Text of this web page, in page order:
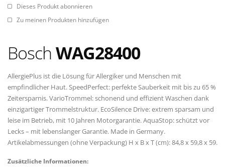
Dieses Produkt abonnieren
Zu meinen Produkten hinzufügen
BoschWAG28400
AllergiePlus ist die Lösung für Allergiker und Menschen mit
empfindlicher Haut. SpeedPerfect: perfekte Sauberkeit mit bis zu 65 %
Zeitersparnis. VarioTrommel: schonend und effizient Waschen dank
einzigartiger Trommelstruktur. EcoSilence Drive: extrem sparsam und
leise im Betrieb, mit 10 Jahren Motorgarantie. AquaStop: schützt vor
Lecks – mit lebenslanger Garantie. Made in Germany.
Artikelabmessungen (ohne Verpackung) H x B x T (cm): 84,8 x 59,8 x 59.
Zusätzliche Informationen: